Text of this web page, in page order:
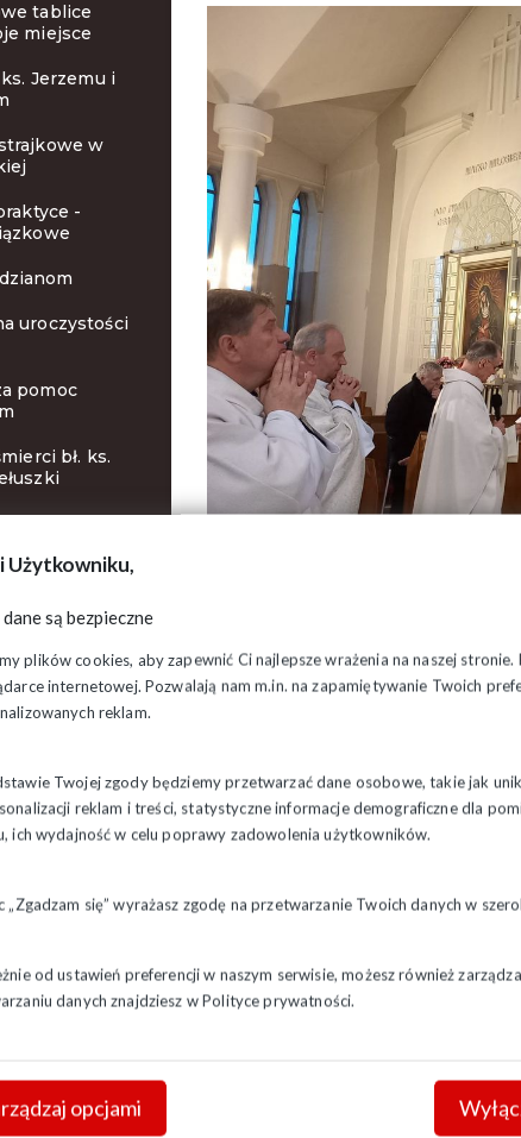
Użytkowniku,
są bezpieczne
plików cookies, aby zapewnić Ci najlepsze wrażenia na naszej
internetowej. Pozwalają nam m.in. na zapamiętywanie Twoich
reklam.
Twojej zgody będziemy przetwarzać dane osobowe, takie jak
reklam i treści, statystyczne informacje demograficzne dla
ich wydajność w celu poprawy zadowolenia użytkowników.
„Zgadzam się” wyrażasz zgodę na przetwarzanie Twoich danych w
od ustawień preferencji w naszym serwisie, możesz również
danych znajdziesz wPolityce prywatności.
opcjami
tablice
miejsce
Jerzemu i
w
-
uroczystości
pomoc
bł. ks.
(Nie)Ład
ZR
bł. ks.
powodzianom
Ludzi Pracy
Rybicki